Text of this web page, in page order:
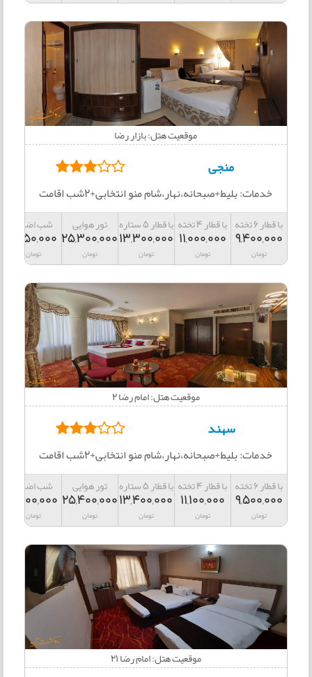
موقعیت هتل: بازار رضا
منجی
خدمات: بلیط+صبحانه،نهار،شام منو انتخابی+2شب اقامت
با قطار 6 تخته
9,400,000
تومان
با قطار 4 تخته
11,000,000
تومان
با قطار 5 ستاره
13,300,000
تومان
تور هوایی
25,300,000
تومان
شب اضافه
2,950,000
تومان
موقعیت هتل: امام رضا 2
سهند
خدمات: بلیط+صبحانه،نهار،شام منو انتخابی+2شب اقامت
با قطار 6 تخته
9,500,000
تومان
با قطار 4 تخته
11,100,000
تومان
با قطار 5 ستاره
13,400,000
تومان
تور هوایی
25,400,000
تومان
شب اضافه
3,000,000
تومان
موقعیت هتل: امام رضا 21